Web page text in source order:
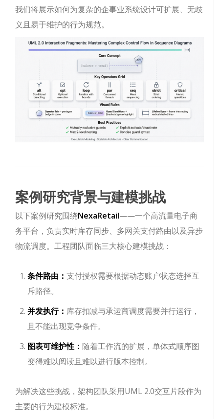
我们将展示如何为复杂的企事业系统设计可扩展、无歧
义且易于维护的行为规范。
案例研究背景与建模挑战
以下案例研究围绕NexaRetail——一个高流量电子商
务平台，负责实时库存同步、多网关支付路由以及异步
物流调度。工程团队面临三大核心建模挑战：
条件路由：支付授权需要根据动态账户状态选择互
斥路径。
并发执行： 库存扣减与承运商调度需要并行运行，
且不能出现竞争条件。
图表可维护性： 随着工作流的扩展，单体式顺序图
变得难以阅读且难以进行版本控制。
为解决这些挑战，架构团队采用UML 2.0交互片段作为
主要的行为建模标准。